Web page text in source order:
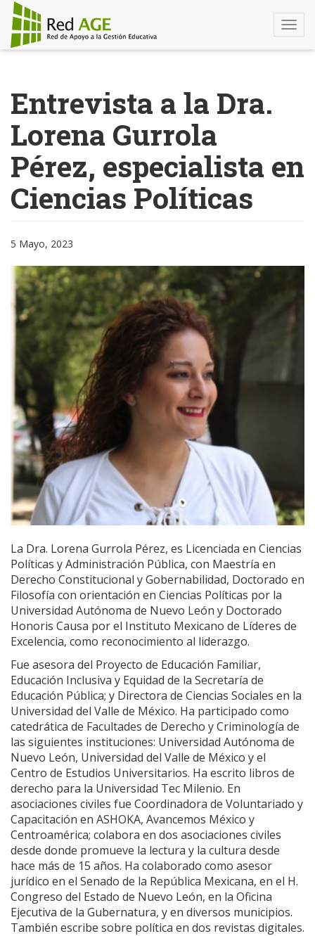
contenido
principal
Entrevista a la Dra.
Lorena Gurrola
Pérez, especialista en
Ciencias Políticas
5 Mayo, 2023
La Dra. Lorena Gurrola Pérez, es Licenciada en Ciencias
Políticas y Administración Pública, con Maestría en
Derecho Constitucional y Gobernabilidad, Doctorado en
Filosofía con orientación en Ciencias Políticas por la
Universidad Autónoma de Nuevo León y Doctorado
Honoris Causa por el Instituto Mexicano de Líderes de
Excelencia, como reconocimiento al liderazgo.
Fue asesora del Proyecto de Educación Familiar,
Educación Inclusiva y Equidad de la Secretaría de
Educación Pública; y Directora de Ciencias Sociales en la
Universidad del Valle de México. Ha participado como
catedrática de Facultades de Derecho y Criminología de
las siguientes instituciones: Universidad Autónoma de
Nuevo León, Universidad del Valle de México y el
Centro de Estudios Universitarios. Ha escrito libros de
derecho para la Universidad Tec Milenio. En
asociaciones civiles fue Coordinadora de Voluntariado y
Capacitación en ASHOKA, Avancemos México y
Centroamérica; colabora en dos asociaciones civiles
desde donde promueve la lectura y la cultura desde
hace más de 15 años. Ha colaborado como asesor
jurídico en el Senado de la República Mexicana, en el H.
Congreso del Estado de Nuevo León, en la Oficina
Ejecutiva de la Gubernatura, y en diversos municipios.
También escribe sobre política en dos revistas digitales.